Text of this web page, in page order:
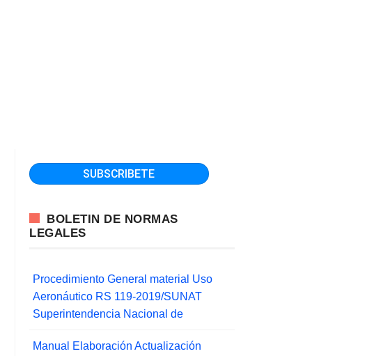
BOLETIN DE NORMAS
LEGALES
Procedimiento General material Uso
Aeronáutico RS 119-2019/SUNAT
Superintendencia Nacional de
Manual Elaboración Actualización